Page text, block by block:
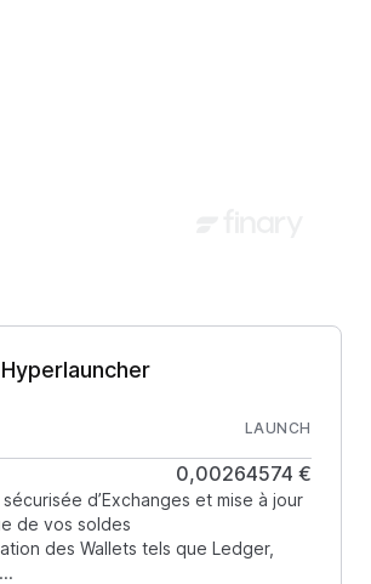
LAUNCH
0,00264574 €
d’Exchanges et mise à jour
de vos soldes
des Wallets tels que Ledger,